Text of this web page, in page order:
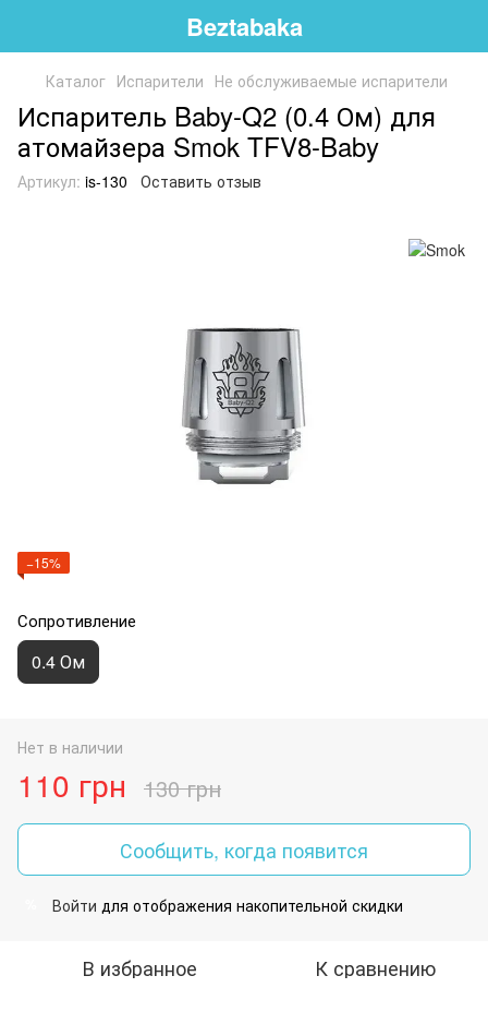
Beztabaka
Каталог Испарители Не обслуживаемые испарители
Испаритель Baby-Q2 (0.4 Ом) для
атомайзера Smok TFV8-Baby
Артикул: is-130 Оставить отзыв
−15%
Сопротивление
0.4 Ом
Нет в наличии
110 грн 130 грн
Сообщить, когда появится
Войти для отображения накопительной скидки
В избранное К сравнению